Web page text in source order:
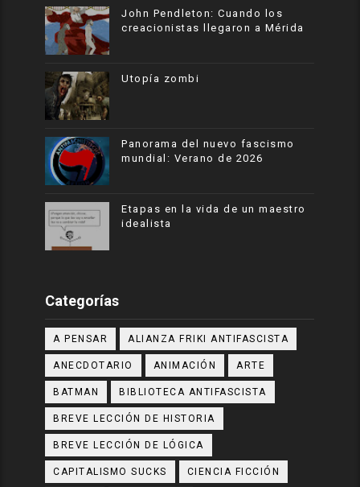
John Pendleton: Cuando los
creacionistas llegaron a Mérida
Utopía zombi
Panorama del nuevo fascismo
mundial: Verano de 2026
Etapas en la vida de un maestro
idealista
Categorías
A PENSAR ALIANZA FRIKI ANTIFASCISTA
ANECDOTARIO ANIMACIÓN ARTE
BATMAN BIBLIOTECA ANTIFASCISTA
BREVE LECCIÓN DE HISTORIA
BREVE LECCIÓN DE LÓGICA
CAPITALISMO SUCKS CIENCIA FICCIÓN